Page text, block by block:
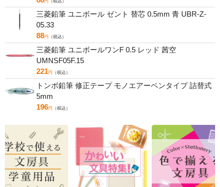
円 （税込）
三菱鉛筆 ユニボール ゼント 替芯 0.5mm 青 UBR-Z-
05.33
88円 （税込）
三菱鉛筆 ユニボールワンF 0.5 レッド 茜空
UMNSF05F.15
221円 （税込）
トンボ鉛筆 修正テープ モノエアーペンタイプ 詰替式
5mm
196円 （税込）